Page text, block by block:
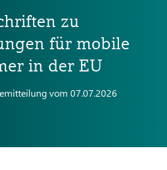
zu
für mobile
in der EU
vom 07.07.2026